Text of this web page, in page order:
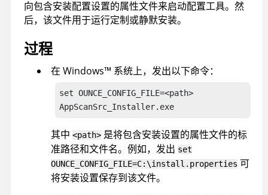
向包含安装配置设置的属性文件来启动配置工具。然
后，该文件用于运行定制或静默安装。
过程
在 Windows™ 系统上，发出以下命令：
set OUNCE_CONFIG_FILE=<path>
AppScanSrc_Installer.exe
其中 <path> 是将包含安装设置的属性文件的标
准路径和文件名。例如，发出 set
OUNCE_CONFIG_FILE=C:\install.properties 可
将安装设置保存到该文件。